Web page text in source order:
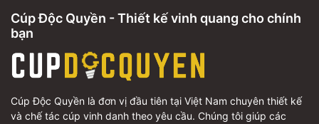
Cúp Độc Quyền - Thiết kế vinh quang cho chính
bạn
Cúp Độc Quyền là đơn vị đầu tiên tại Việt Nam chuyên thiết kế
và chế tác cúp vinh danh theo yêu cầu. Chúng tôi giúp các